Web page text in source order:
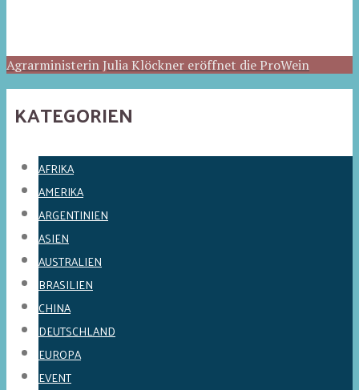
Agrarministerin Julia Klöckner eröffnet die ProWein
KATEGORIEN
AFRIKA
AMERIKA
ARGENTINIEN
ASIEN
AUSTRALIEN
BRASILIEN
CHINA
DEUTSCHLAND
EUROPA
EVENT